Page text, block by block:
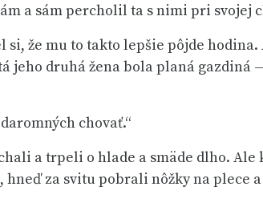
a sám percholil ta s nimi pri svojej
že mu to takto lepšie pôjde
druhá žena bola planá gazdiná
chovať.“
a trpeli o hlade a smäde dlho. Ale
za svitu pobrali nôžky na plece